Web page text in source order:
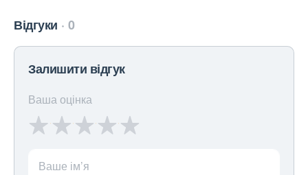
Відгуки 0
Залишити відгук
Ваша оцінка
Ваше ім’я